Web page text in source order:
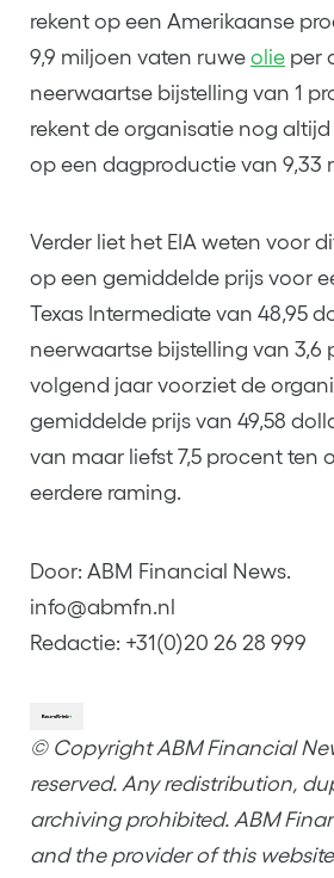
rekent op een Amerikaanse
9,9 miljoen vaten ruwe olie per
neerwaartse bijstelling van 1
rekent de organisatie nog
op een dagproductie van 9,33
Verder liet het EIA weten voor
op een gemiddelde prijs voor
Texas Intermediate van 48,95
neerwaartse bijstelling van 3,6
volgend jaar voorziet de
gemiddelde prijs van 49,58
van maar liefst 7,5 procent ten
eerdere raming.
Door: ABM Financial News.
info@abmfn.nl
Redactie: +31(0)20 26 28 999
© Copyright ABM Financial
reserved. Any redistribution,
archiving prohibited. ABM
and the provider of this